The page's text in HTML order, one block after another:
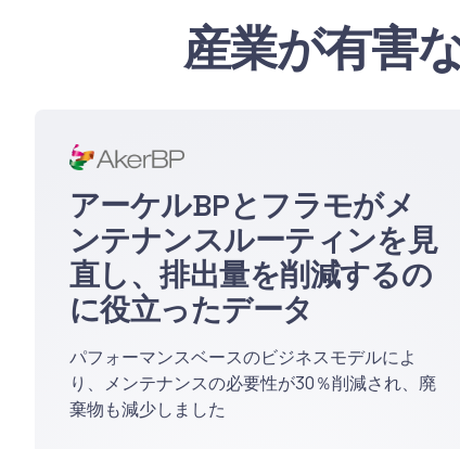
産業が有害
アーケルBPとフラモがメ
ンテナンスルーティンを見
直し、排出量を削減するの
に役立ったデータ
パフォーマンスベースのビジネスモデルによ
り、メンテナンスの必要性が30％削減され、廃
棄物も減少しました